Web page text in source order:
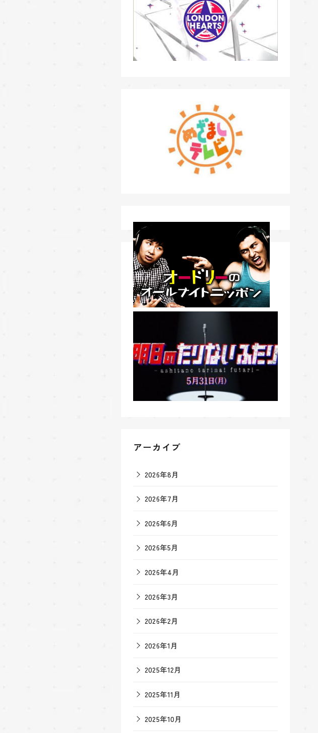
アーカイブ
2026年8月
2026年7月
2026年6月
2026年5月
2026年4月
2026年3月
2026年2月
2026年1月
2025年12月
2025年11月
2025年10月